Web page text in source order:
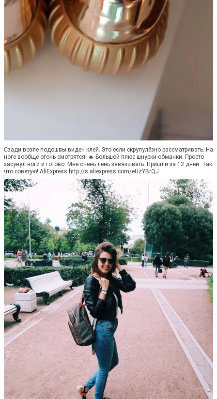
Сзади возле подошвы виден клей. Это если скрупулёзно рассматривать. На
ноге вообще огонь смотрятся! 🔥 Большой плюс шнурки-обманки. Просто
засунул ноги и готово. Мне очень лень завязывать. Пришли за 12 дней. Так
что советую! AliExpress http://s.aliexpress.com/eUzYBrQJ